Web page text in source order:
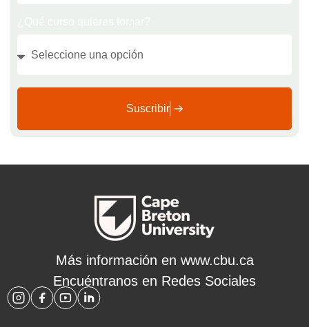
Suscribir
Más información en www.cbu.ca
Encuéntranos en Redes Sociales